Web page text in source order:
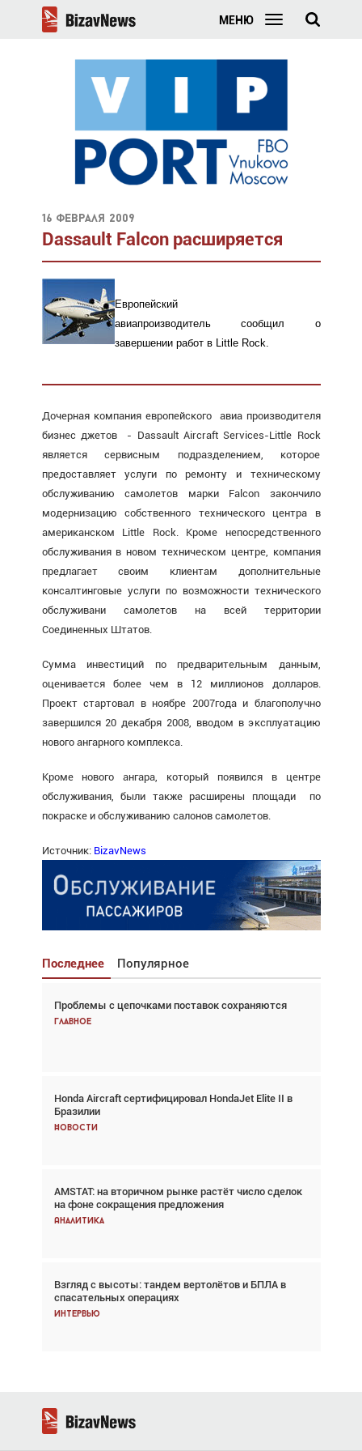
МЕНЮ
16 февраля 2009
Dassault Falcon расширяется
Европейский
авиапроизводитель сообщил о
завершении работ в Little Rock.
Дочерная компания европейского авиа производителя
бизнес джетов - Dassault Aircraft Services-Little Rock
является сервисным подразделением, которое
предоставляет услуги по ремонту и техническому
обслуживанию самолетов марки Falcon закончило
модернизацию собственного технического центра в
американском Little Rock. Кроме непосредственного
обслуживания в новом техническом центре, компания
предлагает своим клиентам дополнительные
консалтинговые услуги по возможности технического
обслуживани самолетов на всей территории
Соединенных Штатов.
Сумма инвестиций по предварительным данным,
оценивается более чем в 12 миллионов долларов.
Проект стартовал в ноябре 2007года и благополучно
завершился 20 декабря 2008, вводом в эксплуатацию
нового ангарного комплекса.
Кроме нового ангара, который появился в центре
обслуживания, были также расширены площади по
покраске и обслуживанию салонов самолетов.
Источник: BizavNews
Последнее Популярное
Проблемы с цепочками поставок сохраняются
Главное
Honda Aircraft сертифицировал HondaJet Elite II в
Бразилии
Новости
AMSTAT: на вторичном рынке растёт число сделок
на фоне сокращения предложения
Аналитика
Взгляд с высоты: тандем вертолётов и БПЛА в
спасательных операциях
Интервью
Взгляд с высоты: тандем вертолётов и БПЛА в
спасательных операциях
Авиационный фотограф Дэйв Кох: «Фотография
говорит сама за себя... а ИИ всё портит»
Новости
Проблемы с цепочками поставок сохраняются
Аналитика
Частный самолёт – это актив. Подходите к
покупке соответствующим образом
Интервью